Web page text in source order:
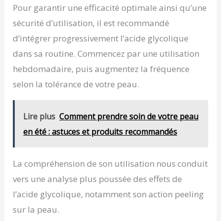
Glucosamine + Acide Hyaluronique + Aloe Vera +
Centella Asiatica : exfolie, illumine, hydrate et
apaise en profondeur. ROUTINE OPTIMALE SÉFIA :
Pour maximiser les résultats, utiliser le Sérum
sceller avec la Crème Hydratante Séfia. Appliquer
2-3 gouttes sur peau nettoyée, masser jusqu'à
absorption. Peaux sensibles : commencer 1 jour
sur 2. SÉFIA : Séfia accompagne femmes &
présente dans plus de 350 pharmacies.
Pour garantir une efficacité optimale ainsi qu’une
sécurité d’utilisation, il est recommandé
d’intégrer progressivement l’acide glycolique
dans sa routine. Commencez par une utilisation
hebdomadaire, puis augmentez la fréquence
selon la tolérance de votre peau.
Lire plus Comment prendre soin de votre peau
en été : astuces et produits recommandés
La compréhension de son utilisation nous conduit
vers une analyse plus poussée des effets de
l’acide glycolique, notamment son action peeling
sur la peau.